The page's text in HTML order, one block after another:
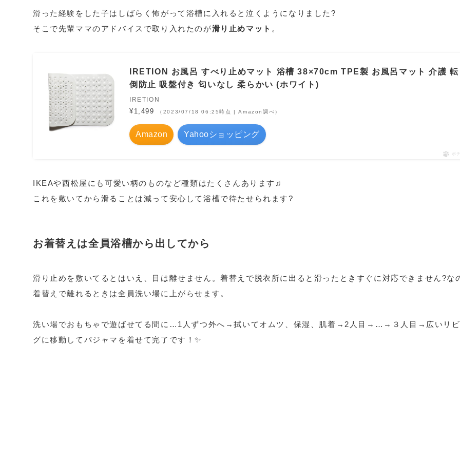
滑った経験をした子はしばらく怖がって浴槽に入れると泣くようになりました?
そこで先輩ママのアドバイスで取り入れたのが滑り止めマット 。
IRETION お風呂 すべり止めマット 浴槽 38×70cm TPE製 お風呂マット 介護 転
倒防止 吸盤付き 匂いなし 柔らかい (ホワイト)
IRETION
¥1,499 （2023/07/18 06:25時点 | Amazon調べ）
Amazon Yahooショッピング
ポ
IKEAや西松屋にも可愛い柄のものなど種類はたくさんあります♫
これを敷いてから滑ることは減って安心して浴槽で待たせられます?
お着替えは全員浴槽から出してから
滑り止めを敷いてるとはいえ、目は離せません。着替えで脱衣所に出ると滑ったときすぐに対応できません?な
着替えで離れるときは全員洗い場に上がらせます。
洗い場でおもちゃで遊ばせてる間に…1人ずつ外へ→拭いてオムツ、保湿、肌着→2人目→…→３人目→広いリ
グに移動してパジャマを着せて完了です！✨